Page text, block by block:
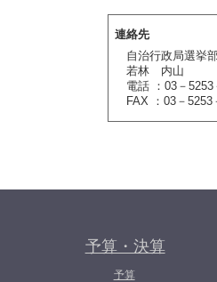
連絡先
自治行政局選挙
若林 内山
電話 ：03－5253
FAX ：03－5253
予算・決算
予算